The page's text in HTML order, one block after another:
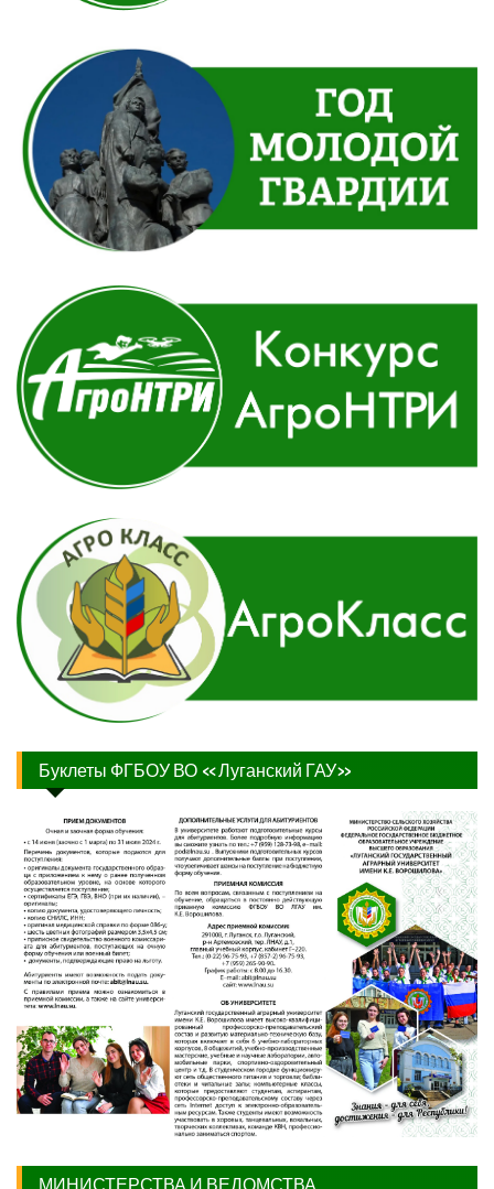
Буклеты ФГБОУ ВО «Луганский ГАУ»
МИНИСТЕРСТВА И ВЕДОМСТВА